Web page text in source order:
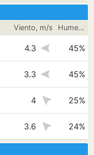
Viento, m/s Humedad
4.3 45%
3.3 45%
4 25%
3.6 24%